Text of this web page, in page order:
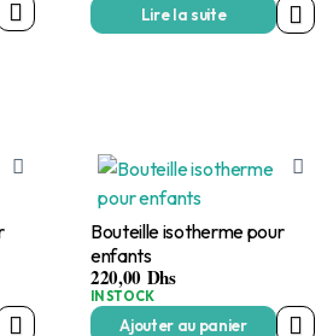
Lire la suite
Bouteille isotherme pour
enfants
220,00 Dhs
IN STOCK
Ajouter au panier